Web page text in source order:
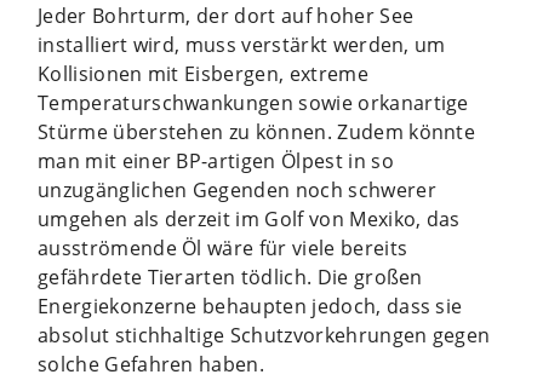
Jeder Bohrturm, der dort auf hoher See
installiert wird, muss verstärkt werden, um
Kollisionen mit Eisbergen, extreme
Temperaturschwankungen sowie orkanartige
Stürme überstehen zu können. Zudem könnte
man mit einer BP-artigen Ölpest in so
unzugänglichen Gegenden noch schwerer
umgehen als derzeit im Golf von Mexiko, das
ausströmende Öl wäre für viele bereits
gefährdete Tierarten tödlich. Die großen
Energiekonzerne behaupten jedoch, dass sie
absolut stichhaltige Schutzvorkehrungen gegen
solche Gefahren haben.